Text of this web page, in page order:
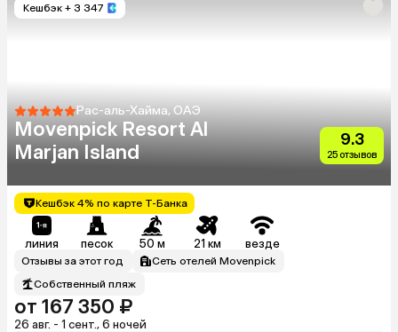
Кешбэк + 3 347
Рас-аль-Хайма, ОАЭ
Movenpick Resort Al
Marjan Island
9.3
25 отзывов
Кешбэк 4% по карте Т-Банка
линия песок 50 м 21 км везде
Отзывы за этот год
Сеть отелей Movenpick
Собственный пляж
от 167 350 ₽
26 авг. - 1 сент., 6 ночей